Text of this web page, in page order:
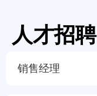
人才招聘
销售经理